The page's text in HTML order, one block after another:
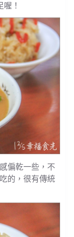
！
偏乾一些，不
的，很有傳統